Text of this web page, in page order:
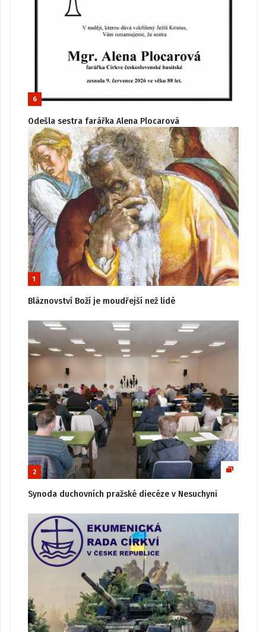
6
Odešla sestra farářka Alena Plocarová
1
Bláznovství Boží je moudřejší než lidé
2
Synoda duchovních pražské diecéze v Nesuchyni